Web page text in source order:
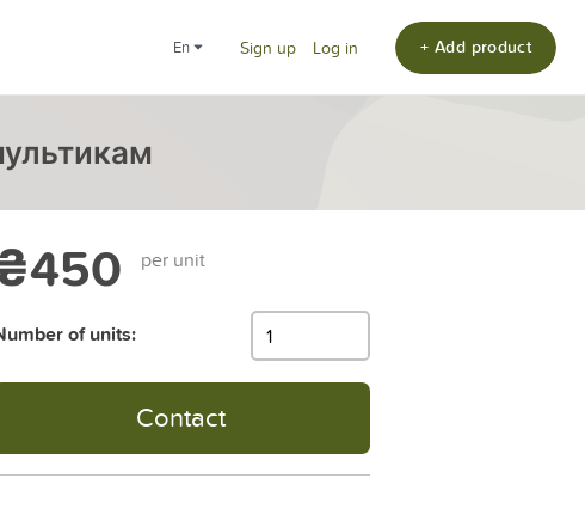
en Sign up Log in + Add product
per unit
of units:
Contact